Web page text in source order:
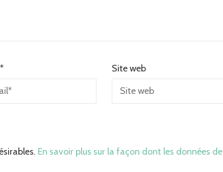
* Site web
En savoir plus sur la façon dont les données de